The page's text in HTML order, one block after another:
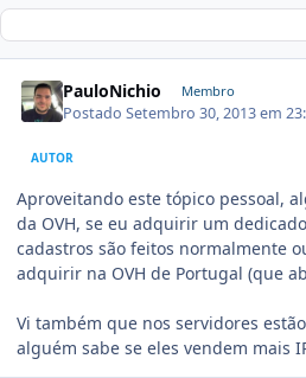
PauloNichio Membro
PostadoSetembro 30, 2013 em
AUTOR
Aproveitando este tópico pessoal,
da OVH, se eu adquirir um
cadastros são feitos normalmente
adquirir na OVH de Portugal (que
Vi também que nos servidores
alguém sabe se eles vendem mais